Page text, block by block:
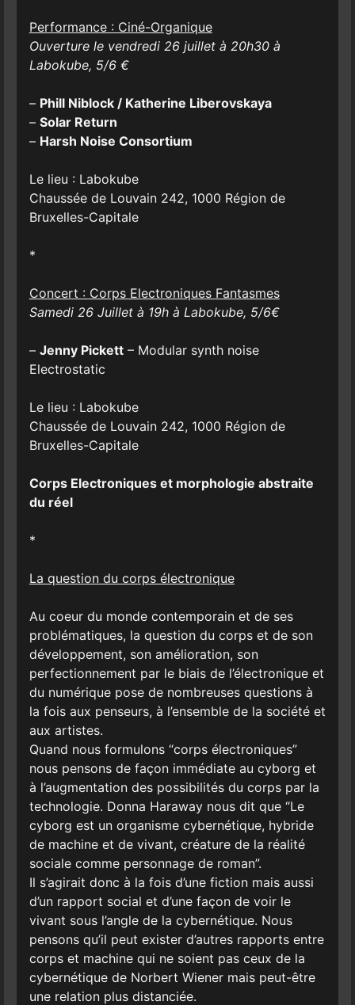
Performance : Ciné-Organique
Ouverture le vendredi 26 juillet à 20h30 à
Labokube, 5/6 €
– Phill Niblock / Katherine Liberovskaya
– Solar Return
– Harsh Noise Consortium
Le lieu : Labokube
Chaussée de Louvain 242, 1000 Région de
Bruxelles-Capitale
*
Concert : Corps Electroniques Fantasmes
Samedi 26 Juillet à 19h à Labokube, 5/6€
– Jenny Pickett– Modular synth noise
Electrostatic
Le lieu : Labokube
Chaussée de Louvain 242, 1000 Région de
Bruxelles-Capitale
Corps Electroniques et morphologie abstraite
du réel
*
La question du corps électronique
Au coeur du monde contemporain et de ses
problématiques, la question du corps et de son
développement, son amélioration, son
perfectionnement par le biais de l’électronique et
du numérique pose de nombreuses questions à
la fois aux penseurs, à l’ensemble de la société et
aux artistes.
Quand nous formulons “corps électroniques”
nous pensons de façon immédiate au cyborg et
à l’augmentation des possibilités du corps par la
technologie. Donna Haraway nous dit que “Le
cyborg est un organisme cybernétique, hybride
de machine et de vivant, créature de la réalité
sociale comme personnage de roman”.
Il s’agirait donc à la fois d’une fiction mais aussi
d’un rapport social et d’une façon de voir le
vivant sous l’angle de la cybernétique. Nous
pensons qu’il peut exister d’autres rapports entre
corps et machine qui ne soient pas ceux de la
cybernétique de Norbert Wiener mais peut-être
une relation plus distanciée.